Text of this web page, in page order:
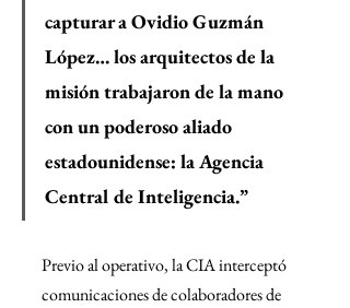
capturar a Ovidio Guzmán
López… los arquitectos de la
misión trabajaron de la mano
con un poderoso aliado
estadounidense: la Agencia
Central de Inteligencia.”
Previo al operativo, la CIA interceptó
comunicaciones de colaboradores de